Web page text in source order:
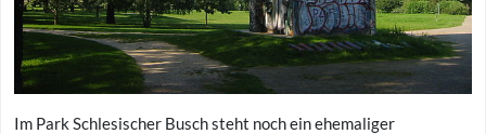
Im Park Schlesischer Busch steht noch ein ehemaliger